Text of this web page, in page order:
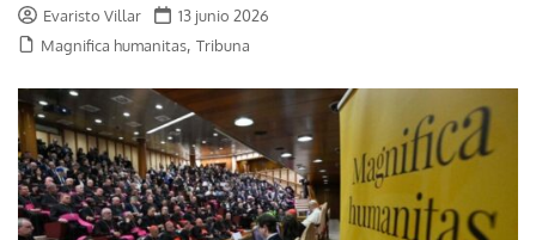
Evaristo Villar
13 junio 2026
Magnifica humanitas, Tribuna